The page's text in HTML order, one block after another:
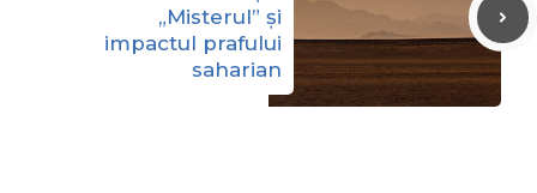
„Misterul” și
impactul prafului
saharian